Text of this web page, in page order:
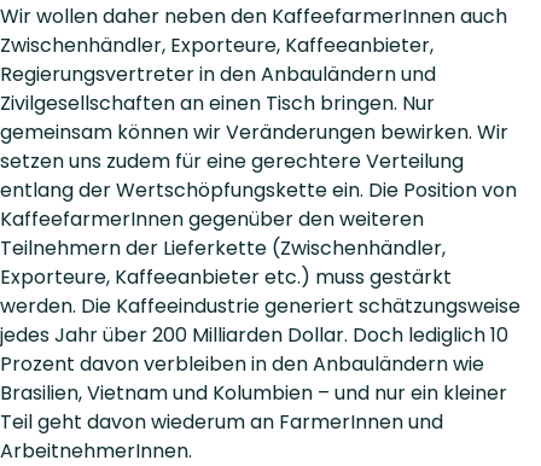
Wir wollen daher neben den KaffeefarmerInnen auch
Zwischenhändler, Exporteure, Kaffeeanbieter,
Regierungsvertreter in den Anbauländern und
Zivilgesellschaften an einen Tisch bringen. Nur
gemeinsam können wir Veränderungen bewirken. Wir
setzen uns zudem für eine gerechtere Verteilung
entlang der Wertschöpfungskette ein. Die Position von
KaffeefarmerInnen gegenüber den weiteren
Teilnehmern der Lieferkette (Zwischenhändler,
Exporteure, Kaffeeanbieter etc.) muss gestärkt
werden. Die Kaffeeindustrie generiert schätzungsweise
jedes Jahr über 200 Milliarden Dollar. Doch lediglich 10
Prozent davon verbleiben in den Anbauländern wie
Brasilien, Vietnam und Kolumbien – und nur ein kleiner
Teil geht davon wiederum an FarmerInnen und
ArbeitnehmerInnen.